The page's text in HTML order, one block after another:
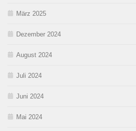
März 2025
Dezember 2024
August 2024
Juli 2024
Juni 2024
Mai 2024